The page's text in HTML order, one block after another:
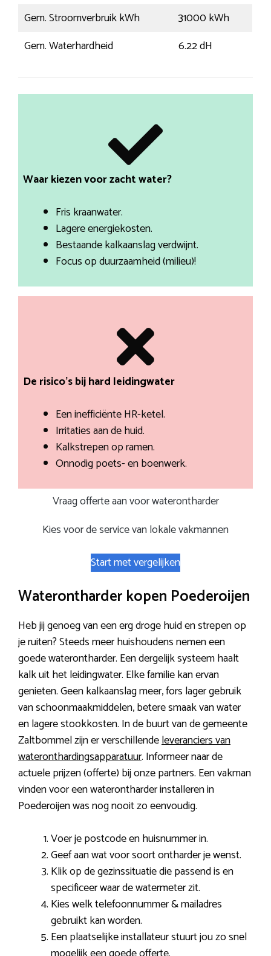
Gem. Stroomverbruik kWh
31000 kWh
Gem. Waterhardheid
6.22 dH
Waar kiezen voor zacht water?
Fris kraanwater.
Lagere energiekosten.
Bestaande kalkaanslag verdwijnt.
Focus op duurzaamheid (milieu)!
De risico’s bij hard leidingwater
Een inefficiënte HR-ketel.
Irritaties aan de huid.
Kalkstrepen op ramen.
Onnodig poets- en boenwerk.
Vraag offerte aan voor waterontharder
Kies voor de service van lokale vakmannen
Start met vergelijken
Waterontharder kopen Poederoijen
Heb jij genoeg van een erg droge huid en strepen op
je ruiten? Steeds meer huishoudens nemen een
goede waterontharder. Een dergelijk systeem haalt
kalk uit het leidingwater. Elke familie kan ervan
genieten. Geen kalkaanslag meer, fors lager gebruik
van schoonmaakmiddelen, betere smaak van water
en lagere stookkosten. In de buurt van de gemeente
Zaltbommel zijn er verschillendeleveranciers van
wateronthardingsapparatuur. Informeer naar de
actuele prijzen (offerte) bij onze partners. Een vakman
vinden voor een waterontharder installeren in
Poederoijen was nog nooit zo eenvoudig.
Voer je postcode en huisnummer in.
Geef aan wat voor soort ontharder je wenst.
Klik op de gezinssituatie die passend is en
specificeer waar de watermeter zit.
Kies welk telefoonnummer & mailadres
gebruikt kan worden.
Een plaatselijke installateur stuurt jou zo snel